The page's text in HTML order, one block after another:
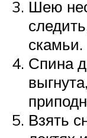
Шею
скамьи.
Спина
Взять